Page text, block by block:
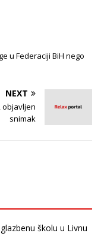
u Federaciji BiH nego
NEXT
objavljen
snimak
školu u Livnu